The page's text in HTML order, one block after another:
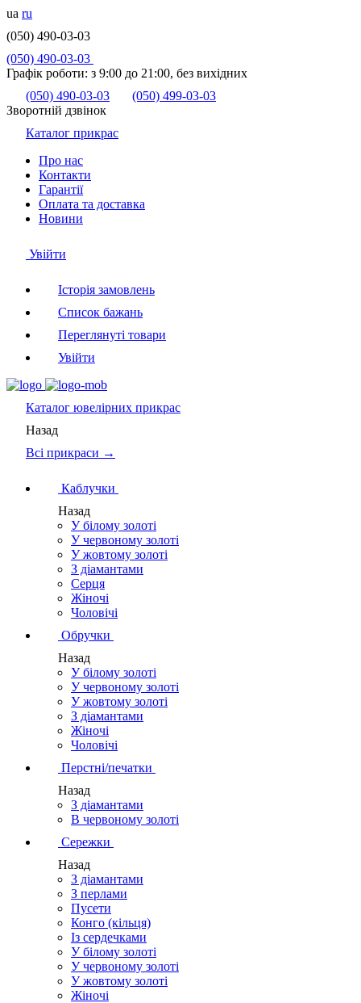
ua ru
(050) 490-03-03
(050) 490-03-03
Графік роботи: з 9:00 до 21:00, без вихідних
(050) 490-03-03
(050) 499-03-03
Зворотній дзвінок
Каталог прикрас
Про нас
Контакти
Гарантії
Оплата та доставка
Новини
Увійти
Історія замовлень
Список бажань
Переглянуті товари
Увійти
Каталог ювелірних прикрас
Назад
Всі прикраси →
Каблучки
Назад
У білому золоті
У червоному золоті
У жовтому золоті
З діамантами
Серця
Жіночі
Чоловічі
Обручки
Назад
У білому золоті
У червоному золоті
У жовтому золоті
З діамантами
Жіночі
Чоловічі
Перстні/печатки
Назад
З діамантами
В червоному золоті
Сережки
Назад
З діамантами
З перлами
Пусети
Конго (кільця)
Із сердечками
У білому золоті
У червоному золоті
У жовтому золоті
Жіночі